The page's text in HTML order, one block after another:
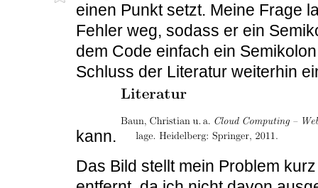
einen Punkt setzt. Meine Frage
Fehler weg, sodass er ein
dem Code einfach ein
Schluss der Literatur weiterhin
kann.
Das Bild stellt mein Problem